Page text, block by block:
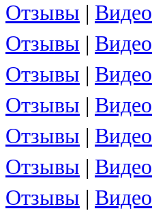
Отзывы | Видео
Отзывы | Видео
Отзывы | Видео
Отзывы | Видео
Отзывы | Видео
Отзывы | Видео
Отзывы | Видео